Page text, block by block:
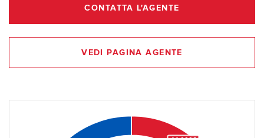
CONTATTA L'AGENTE
VEDI PAGINA AGENTE